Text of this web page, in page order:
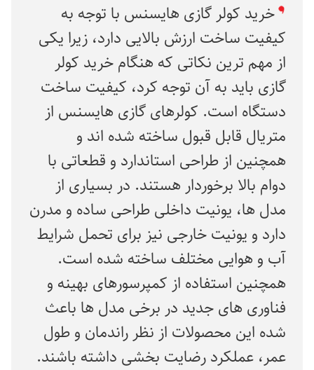
خرید کولر گازی هایسنس با توجه به
کیفیت ساخت ارزش بالایی دارد، زیرا یکی
از مهم ترین نکاتی که هنگام خرید کولر
گازی باید به آن توجه کرد، کیفیت ساخت
دستگاه است. کولرهای گازی هایسنس از
متریال قابل قبول ساخته شده اند و
همچنین از طراحی استاندارد و قطعاتی با
دوام بالا برخوردار هستند. در بسیاری از
مدل ها، یونیت داخلی طراحی ساده و مدرن
دارد و یونیت خارجی نیز برای تحمل شرایط
آب و هوایی مختلف ساخته شده است.
همچنین استفاده از کمپرسورهای بهینه و
فناوری های جدید در برخی مدل ها باعث
شده این محصولات از نظر راندمان و طول
عمر، عملکرد رضایت بخشی داشته باشند.